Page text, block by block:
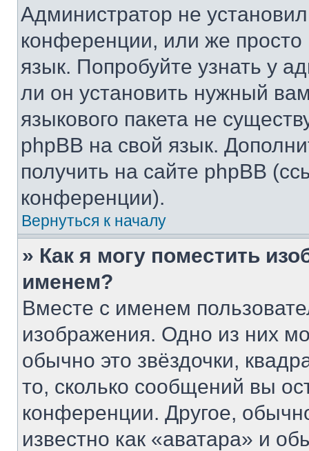
Администратор не
конференции, или же
язык. Попробуйте узнать у
ли он установить нужный
языкового пакета не
phpBB на свой язык.
получить на сайте phpBB
конференции).
Вернуться к началу
» Как я могу поместить
именем?
Вместе с именем
изображения. Одно из них
обычно это звёздочки,
то, сколько сообщений вы
конференции. Другое,
известно как «аватара» и